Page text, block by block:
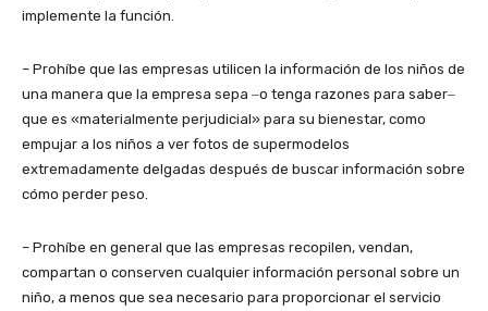
implemente la función.
– Prohíbe que las empresas utilicen la información de los niños de
una manera que la empresa sepa ‒o tenga razones para saber‒
que es «materialmente perjudicial» para su bienestar, como
empujar a los niños a ver fotos de supermodelos
extremadamente delgadas después de buscar información sobre
cómo perder peso.
– Prohíbe en general que las empresas recopilen, vendan,
compartan o conserven cualquier información personal sobre un
niño, a menos que sea necesario para proporcionar el servicio